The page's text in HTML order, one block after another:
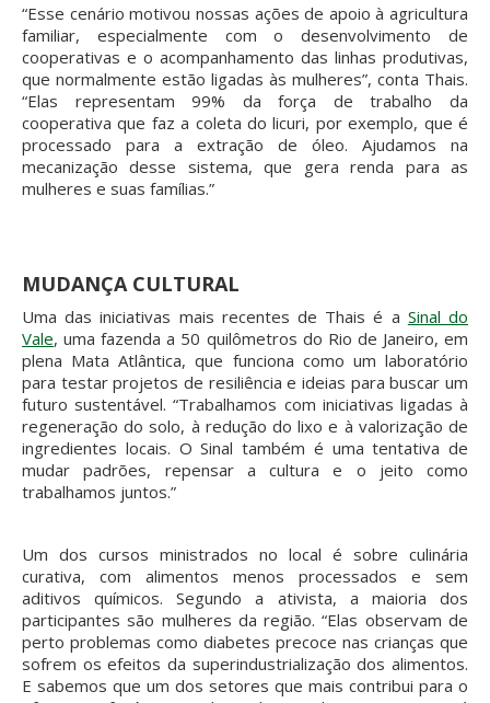
“Esse cenário motivou nossas ações de apoio à agricultura
familiar, especialmente com o desenvolvimento de
cooperativas e o acompanhamento das linhas produtivas,
que normalmente estão ligadas às mulheres”, conta Thais.
“Elas representam 99% da força de trabalho da
cooperativa que faz a coleta do licuri, por exemplo, que é
processado para a extração de óleo. Ajudamos na
mecanização desse sistema, que gera renda para as
mulheres e suas famílias.”
MUDANÇA CULTURAL
Uma das iniciativas mais recentes de Thais é a Sinal do
Vale, uma fazenda a 50 quilômetros do Rio de Janeiro, em
plena Mata Atlântica, que funciona como um laboratório
para testar projetos de resiliência e ideias para buscar um
futuro sustentável. “Trabalhamos com iniciativas ligadas à
regeneração do solo, à redução do lixo e à valorização de
ingredientes locais. O Sinal também é uma tentativa de
mudar padrões, repensar a cultura e o jeito como
trabalhamos juntos.”
Um dos cursos ministrados no local é sobre culinária
curativa, com alimentos menos processados e sem
aditivos químicos. Segundo a ativista, a maioria dos
participantes são mulheres da região. “Elas observam de
perto problemas como diabetes precoce nas crianças que
sofrem os efeitos da superindustrialização dos alimentos.
E sabemos que um dos setores que mais contribui para o